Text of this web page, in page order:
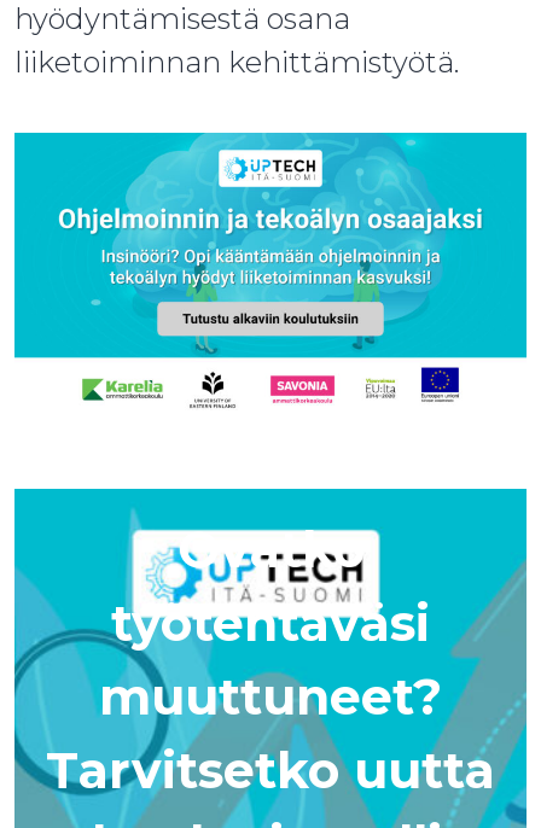
hyödyntämisestä osana
liiketoiminnan kehittämistyötä.
Ovatko
työtehtäväsi
muuttuneet?
Tarvitsetko uutta